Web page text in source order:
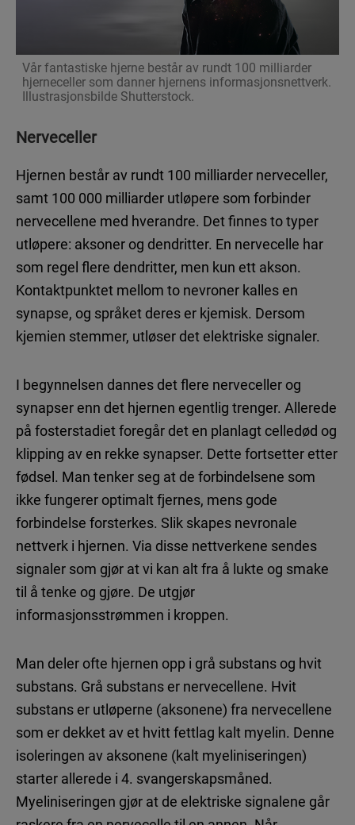
AUTISME
Nyheter
Autisme – hva vet vi?
HJERNEHELSE
Nyheter
Uten hjernehelse – ingen annen helse
Vår mystiske, fantastiske hjerne
Ansvarlig utgiver: Takeda AS
Vår fantastiske hjerne består av rundt 100 milliarder
hjerneceller som danner hjernens informasjonsnettverk.
Illustrasjonsbilde Shutterstock.
Nerveceller
Hjernen består av rundt 100 milliarder nerveceller,
samt 100 000 milliarder utløpere som forbinder
nervecellene med hverandre. Det finnes to typer
utløpere: aksoner og dendritter. En nervecelle har
som regel flere dendritter, men kun ett akson.
Kontaktpunktet mellom to nevroner kalles en
synapse, og språket deres er kjemisk. Dersom
kjemien stemmer, utløser det elektriske signaler.
I begynnelsen dannes det flere nerveceller og
synapser enn det hjernen egentlig trenger. Allerede
på fosterstadiet foregår det en planlagt celledød og
klipping av en rekke synapser. Dette fortsetter etter
fødsel. Man tenker seg at de forbindelsene som
ikke fungerer optimalt fjernes, mens gode
forbindelse forsterkes. Slik skapes nevronale
nettverk i hjernen. Via disse nettverkene sendes
signaler som gjør at vi kan alt fra å lukte og smake
til å tenke og gjøre. De utgjør
informasjonsstrømmen i kroppen.
Man deler ofte hjernen opp i grå substans og hvit
substans. Grå substans er nervecellene. Hvit
substans er utløperne (aksonene) fra nervecellene
som er dekket av et hvitt fettlag kalt myelin. Denne
isoleringen av aksonene (kalt myeliniseringen)
starter allerede i 4. svangerskapsmåned.
Myeliniseringen gjør at de elektriske signalene går